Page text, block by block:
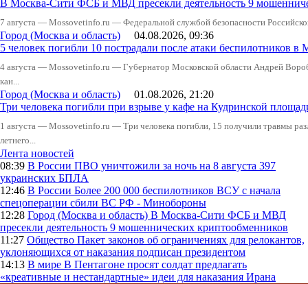
В Москва-Сити ФСБ и МВД пресекли деятельность 9
7 августа — Mossovetinfo.ru — Федеральной службой безопасности
Город (Москва и область) 04.08.2026, 09:36
5 человек погибли 10 пострадали после атаки беспилотников в
4 августа — Mossovetinfo.ru — Губернатор Московской области Андрей
кан...
Город (Москва и область) 01.08.2026, 21:20
Три человека погибли при взрыве у кафе на Кудринской
1 августа — Mossovetinfo.ru — Три человека погибли, 15 получили травмы
летнего...
Лента новостей
08:39 В России ПВО уничтожили за ночь на 8 августа 397
украинских БПЛА
12:46 В России Более 200 000 беспилотников ВСУ с начала
спецоперации сбили ВС РФ - Минобороны
12:28 Город (Москва и область) В Москва-Сити ФСБ и МВД
пресекли деятельность 9 мошеннических криптообменников
11:27 Общество Пакет законов об ограничениях для релокантов,
уклоняющихся от наказания подписан президентом
14:13 В мире В Пентагоне просят солдат предлагать
«креативные и нестандартные» идеи для наказания Ирана